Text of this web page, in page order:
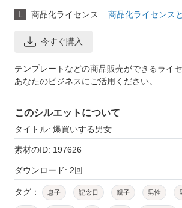
L 商品化ライセンス 商品化ライセンス
今すぐ購入
テンプレートなどの商品販売ができるライセ
あなたのビジネスにご活用ください。
このシルエットについて
タイトル: 爆買いする男女
素材のID: 197626
ダウンロード: 2回
タグ： 息子 記念日 親子 男性